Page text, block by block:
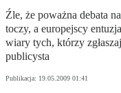
Źle, że poważna debata
toczy, a europejscy
wiary tych, którzy
publicysta
Publikacja: 19.05.2009 01:41